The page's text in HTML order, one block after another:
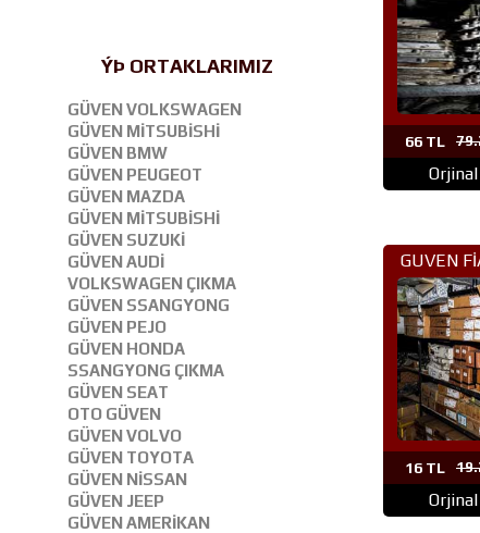
ÝÞ ORTAKLARIMIZ
GÜVEN VOLKSWAGEN
GÜVEN MİTSUBİSHİ
GÜVEN BMW
GÜVEN PEUGEOT
GÜVEN MAZDA
GÜVEN MİTSUBİSHİ
GÜVEN SUZUKİ
GÜVEN AUDİ
VOLKSWAGEN ÇIKMA
GÜVEN SSANGYONG
GÜVEN PEJO
GÜVEN HONDA
SSANGYONG ÇIKMA
GÜVEN SEAT
OTO GÜVEN
GÜVEN VOLVO
GÜVEN TOYOTA
GÜVEN NİSSAN
GÜVEN JEEP
GÜVEN AMERİKAN
66 TL
Orjinal
GUVEN
16 TL
Orjinal